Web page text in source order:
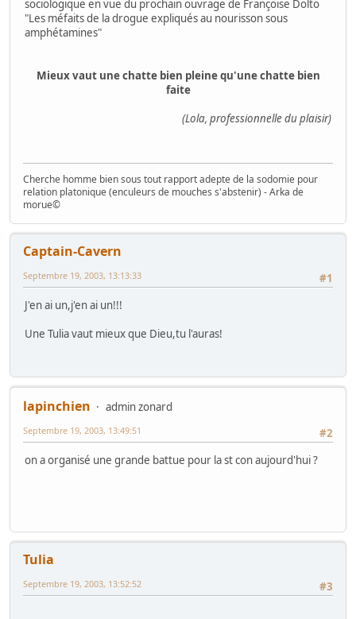
sociologique en vue du prochain ouvrage de Françoise Dolto
"Les méfaits de la drogue expliqués au nourisson sous
amphétamines"
Mieux vaut une chatte bien pleine qu'une chatte bien
faite
(Lola, professionnelle du plaisir)
Cherche homme bien sous tout rapport adepte de la sodomie pour
relation platonique (enculeurs de mouches s'abstenir) - Arka de
morue©
Captain-Cavern
#1
Septembre 19, 2003, 13:13:33
J'en ai un,j'en ai un!!!
Une Tulia vaut mieux que Dieu,tu l'auras!
lapinchien
admin zonard
#2
Septembre 19, 2003, 13:49:51
on a organisé une grande battue pour la st con aujourd'hui ?
Tulia
#3
Septembre 19, 2003, 13:52:52